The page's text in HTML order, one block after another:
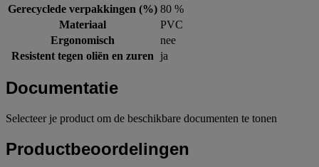
Gerecyclede verpakkingen (%) 80 %
Materiaal
PVC
Ergonomisch
nee
Resistent tegen oliën en zuren
ja
Documentatie
Selecteer je product om de beschikbare documenten te tonen
Productbeoordelingen